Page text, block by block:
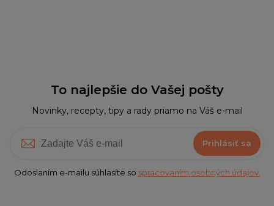
To najlepšie do Vašej pošty
Novinky, recepty, tipy a rady priamo na Váš e-mail
Prihlásiť sa
Odoslaním e-mailu súhlasíte so spracovaním osobných údajov.